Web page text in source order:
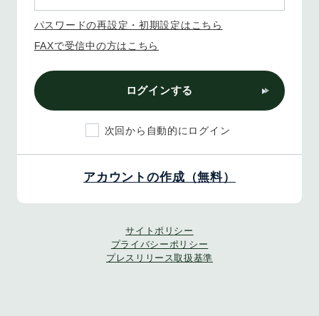
パスワードの再設定・初期設定はこちら
FAXで受信中の方はこちら
ログインする
次回から自動的にログイン
アカウントの作成（無料）
サイトポリシー
プライバシーポリシー
プレスリリース取扱基準